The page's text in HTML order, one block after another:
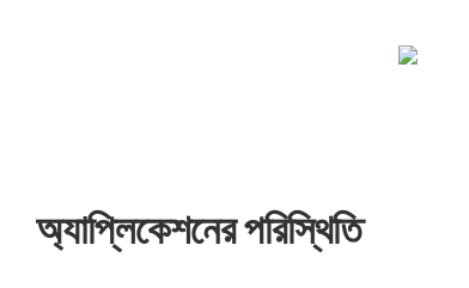
অ্যাপ্লিকেশনের পরিস্থিতি